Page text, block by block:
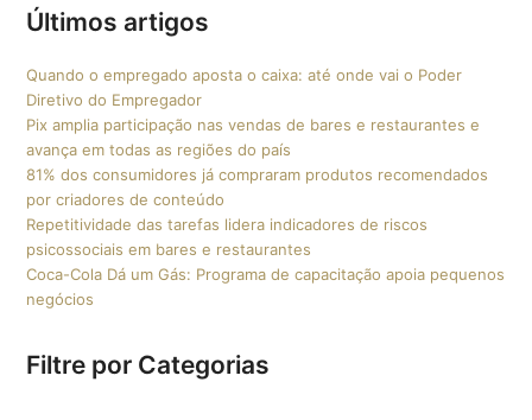
Últimos artigos
Quando o empregado aposta o caixa: até onde vai o Poder
Diretivo do Empregador
Pix amplia participação nas vendas de bares e restaurantes e
avança em todas as regiões do país
81% dos consumidores já compraram produtos recomendados
por criadores de conteúdo
Repetitividade das tarefas lidera indicadores de riscos
psicossociais em bares e restaurantes
Coca-Cola Dá um Gás: Programa de capacitação apoia pequenos
negócios
Filtre por Categorias